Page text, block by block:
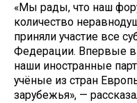
«Мы рады, что наш
количество
приняли участие все
Федерации. Впервые в
наши иностранные
учёные из стран
зарубежья», —